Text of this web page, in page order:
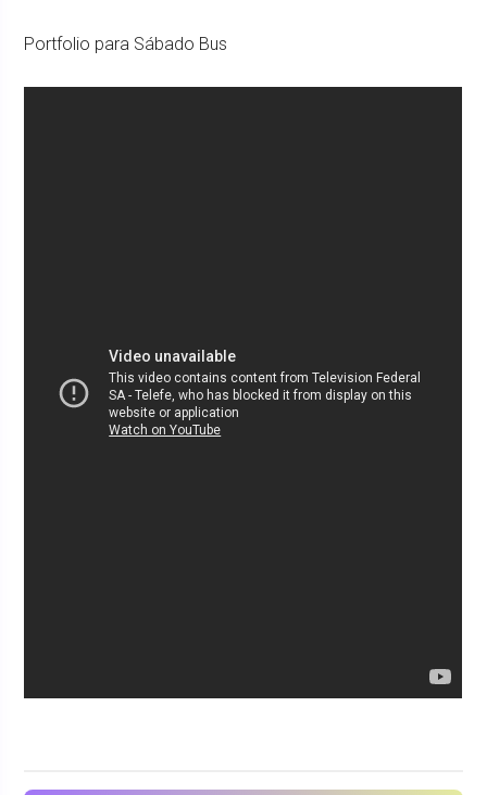
Portfolio para Sábado Bus